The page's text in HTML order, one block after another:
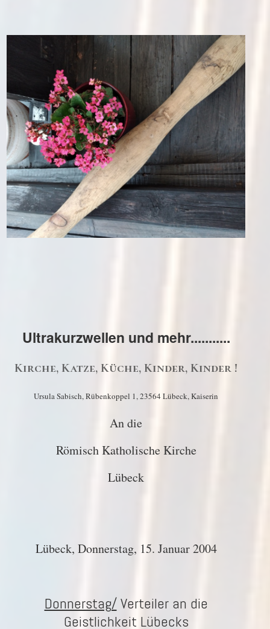
Ultrakurzwellen und mehr...........
Kirche, Katze, Küche, Kinder, Kinder !
Ursula Sabisch, Rübenkoppel 1, 23564 Lübeck, Kaiserin
An die
Römisch Katholische Kirche
Lübeck
Lübeck, Donnerstag, 15. Januar 2004
Donnerstag/Verteiler an die
Geistlichkeit Lübecks